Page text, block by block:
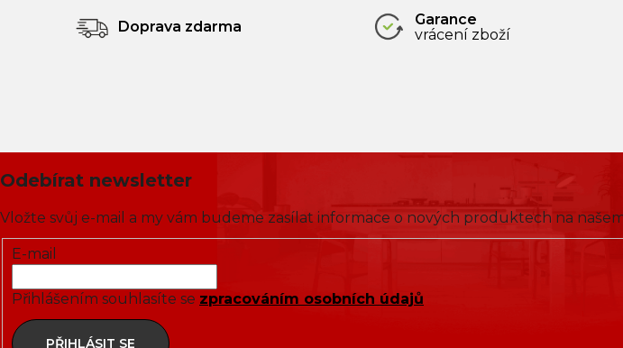
Doprava zdarma
Garance
vrácení zboží
Odebírat newsletter
Vložte svůj e-mail a my vám budeme zasílat informace o nových produktech na
E-mail
Přihlášením souhlasíte se zpracováním osobních údajů
PŘIHLÁSIT SE